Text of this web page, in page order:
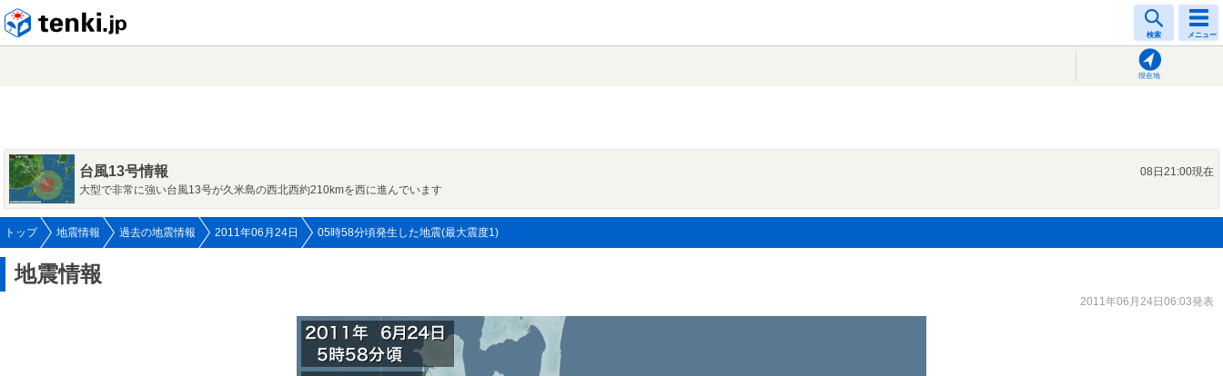
検索 メニュー
現在地
台風13号情報
08日21:00現在
大型で非常に強い台風13号が久米島の西北西約210kmを西に進んでいます
トップ 地震情報 過去の地震情報 2011年06月24日 05時58分頃発生した地震(最大震度1)
地震情報
2011年06月24日06:03発表